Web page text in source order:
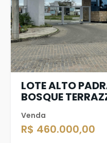
LOTE ALTO
BOSQUE
Venda
R$ 460.000,00